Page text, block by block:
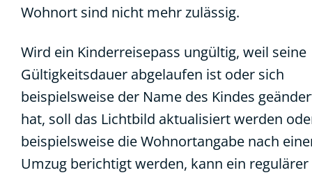
Wohnort sind nicht mehr zulässig.
Wird ein Kinderreisepass ungültig, weil seine
Gültigkeitsdauer abgelaufen ist oder sich
beispielsweise der Name des Kindes
hat, soll das Lichtbild aktualisiert werden
beispielsweise die Wohnortangabe nach
Umzug berichtigt werden, kann ein regulärer